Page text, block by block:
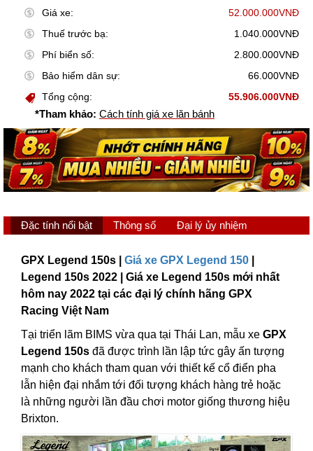
Giá xe:
52.000.000VNĐ
Thuế trước bạ:
1.040.000VNĐ
Phí biển số:
2.800.000VNĐ
Bảo hiểm dân sự:
66.000VNĐ
Tổng cộng:
55.906.000VNĐ
*Tham khảo: Cách tính giá xe lăn bánh
Đặc tính nổi bật Thông số Đại lý ủy nhiệm
GPX Legend 150s | Giá xe GPX Legend 150
Legend 150s 2022 | Giá xe Legend 150s mới nhất
hôm nay 2022 tại các đại lý chính hãng GPX
Racing Việt Nam
Tại triển lãm BIMS vừa qua tại Thái Lan, mẫu xe GPX
Legend 150s đã được trình lần lập tức gây ấn tượng
mạnh cho khách tham quan với thiết kế cổ điển pha
lẫn hiện đại nhắm tới đối tượng khách hàng trẻ hoặc
là những người lần đầu chơi motor giống thương hiệu
Brixton.